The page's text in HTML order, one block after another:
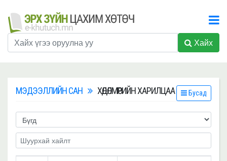
Хайх
МЭДЭЭЛЛИЙН САН ХӨДӨЛМӨРИЙН ХАРИЛЦАА Бусад